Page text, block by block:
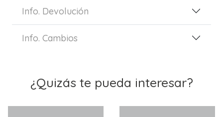
Info. Devolución
Info. Cambios
¿Quizás te pueda interesar?